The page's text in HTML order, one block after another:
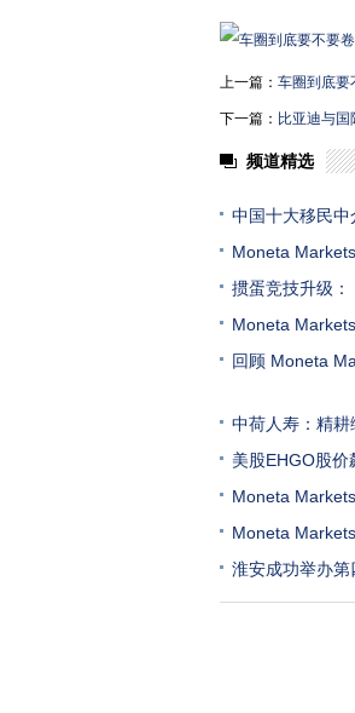
上一篇： 车圈到底要
下一篇： 比亚迪与
频道精选
中国十大移民中
Moneta
掼蛋竞技升级
Moneta
回顾 Moneta
中荷人寿：精
美股EHGO股
Moneta
Moneta
淮安成功举办